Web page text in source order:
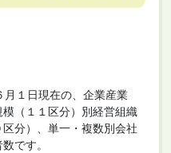
１日現在の、企業産業
模（１１区分）別経営組織
区分）、単一・複数別会社
です。